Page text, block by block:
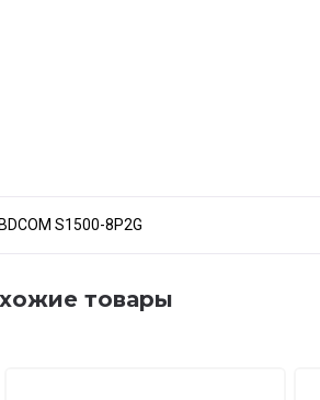
BDCOM S1500-8P2G
товары